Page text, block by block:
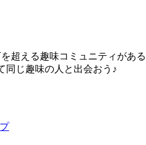
超える趣味コミュニティがある
同じ趣味の人と出会おう♪